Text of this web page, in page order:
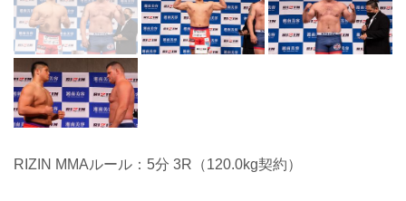
RIZIN MMAルール：5分 3R（120.0kg契約）